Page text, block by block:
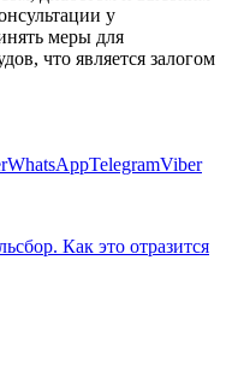
у
меры для
что является залогом
WhatsAppTelegramViber
Как это отразится